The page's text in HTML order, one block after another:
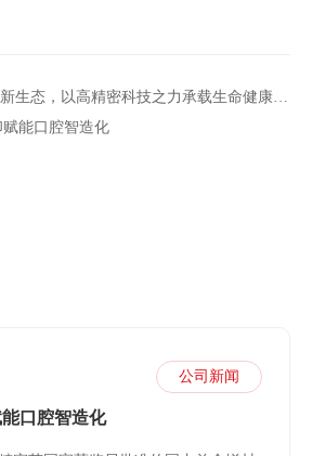
能口腔智造化
公司新闻
口腔智造化